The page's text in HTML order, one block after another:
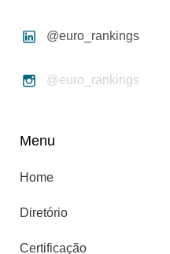
@euro_rankings
@euro_rankings
Menu
Home
Diretório
Certificação